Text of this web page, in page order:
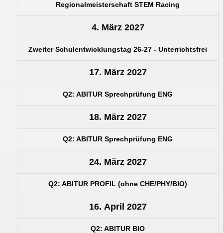
Regionalmeisterschaft STEM Racing
4. März 2027
Zweiter Schulentwicklungstag 26-27 - Unterrichtsfrei
17. März 2027
Q2: ABITUR Sprechprüfung ENG
18. März 2027
Q2: ABITUR Sprechprüfung ENG
24. März 2027
Q2: ABITUR PROFIL (ohne CHE/PHY/BIO)
16. April 2027
Q2: ABITUR BIO